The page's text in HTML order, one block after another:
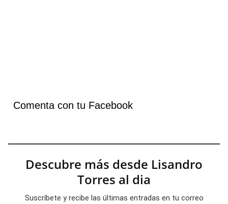
Comenta con tu Facebook
Descubre más desde Lisandro
Torres al dia
Suscríbete y recibe las últimas entradas en tu correo